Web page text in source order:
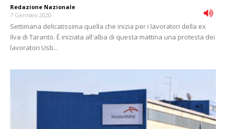
Redazione Nazionale -
7 Gennaio 2020
Settimana delicatissima quella che inizia per i lavoratori della ex
Ilva di Taranto. È iniziata all'alba di questa mattina una protesta dei
lavoratori Usb...